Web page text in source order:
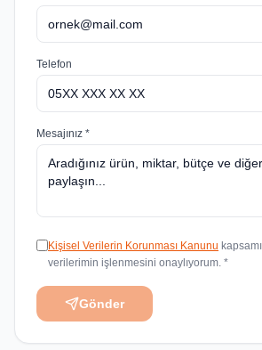
Telefon
Mesajınız *
Kişisel Verilerin Korunması Kanunu
verilerimin işlenmesini onaylıyorum. *
Gönder